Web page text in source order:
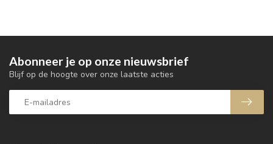
Abonneer je op onze nieuwsbrief
Blijf op de hoogte over onze laatste acties